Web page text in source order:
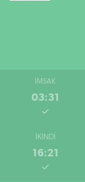
İMSAK
03:31
İKINDI
16:21